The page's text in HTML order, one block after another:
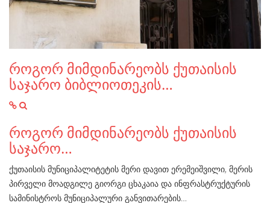
როგორ მიმდინარეობს ქუთაისის
საჯარო ბიბლიოთეკის…
როგორ მიმდინარეობს ქუთაისის
საჯარო…
ქუთაისის მუნიციპალიტეტის მერი დავით ერემეიშვილი, მერის
პირველი მოადგილე გიორგი ცხაკაია და ინფრასტრუქტურის
სამინისტროს მუნიციპალური განვითარების…